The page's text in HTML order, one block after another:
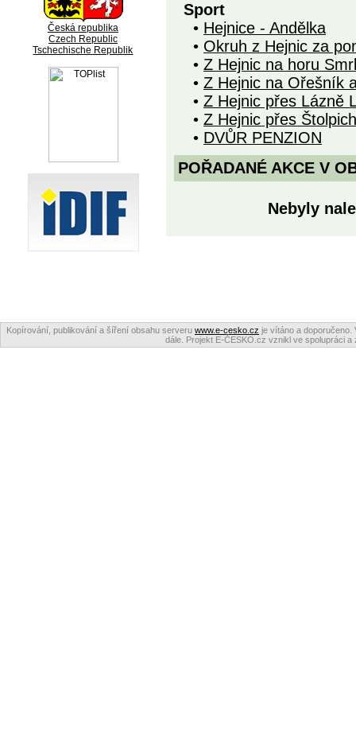
Česká republika
Czech Republic
Tschechische Republik
Sport
• Hejnice - Andělka
• Okruh z Hejnic za
• Z Hejnic na horu
• Z Hejnic na Ořešník
• Z Hejnic přes Lázně
• Z Hejnic přes
• DVŮR PENZION
POŘADANÉ AKCE V
Nebyly
Kopírování, publikování a šíření obsahu serveru www.e-cesko.cz je vítáno a doporučeno.
dále. Projekt E-ČESKO.cz vznikl ve spolupráci